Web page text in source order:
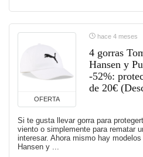
OFERTA
hace 4 meses
4 gorras
Hansen y
-52%:
de 20€
Si te gusta llevar gorra para
viento o simplemente para rematar
interesar. Ahora mismo hay
Hansen y ...